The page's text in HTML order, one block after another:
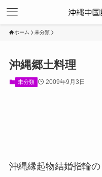
ホーム 未分類
沖縄郷土料理
未分類 2009年9月3日
沖縄縁起物結婚指輪